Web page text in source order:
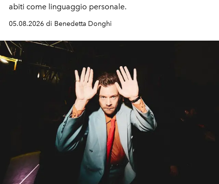
abiti come linguaggio personale.
05.08.2026 di Benedetta Donghi